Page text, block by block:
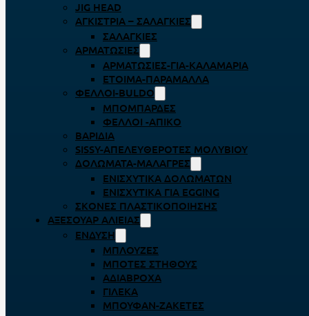
JIG HEAD
ΑΓΚΊΣΤΡΙΑ – ΣΑΛΑΓΚΙΈΣ
ΣΑΛΑΓΚΙΈΣ
ΑΡΜΑΤΩΣΙΈΣ
ΑΡΜΑΤΩΣΙΈΣ-ΓΙΑ-ΚΑΛΑΜΆΡΙΑ
ΈΤΟΙΜΑ-ΠΑΡΆΜΑΛΛΑ
ΦΕΛΛΟΊ-BULDO
ΜΠΟΜΠΆΡΔΕΣ
ΦΕΛΛΟΊ -ΑΠΊΚΟ
ΒΑΡΊΔΙΑ
SISSY-ΑΠΕΛΕΥΘΕΡΟΤΈΣ ΜΟΛΥΒΙΟΎ
ΔΟΛΏΜΑΤΑ-ΜΑΛΆΓΡΕΣ
ΕΝΙΣΧΥΤΙΚΆ ΔΟΛΩΜΆΤΩΝ
ΕΝΙΣΧΥΤΙΚΆ ΓΙΑ EGGING
ΣΚΌΝΕΣ ΠΛΑΣΤΙΚΟΠΟΊΗΣΗΣ
ΑΞΕΣΟΥΆΡ ΑΛΙΕΊΑΣ
ΈΝΔΥΣΗ
ΜΠΛΟΎΖΕΣ
ΜΠΌΤΕΣ ΣΤΉΘΟΥΣ
ΑΔΙΆΒΡΟΧΑ
ΓΙΛΈΚΑ
ΜΠΟΥΦΆΝ-ΖΑΚΈΤΕΣ